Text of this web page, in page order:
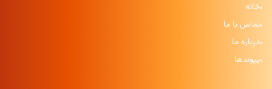
خانه
تماس با ما
درباره ما
پیوندها